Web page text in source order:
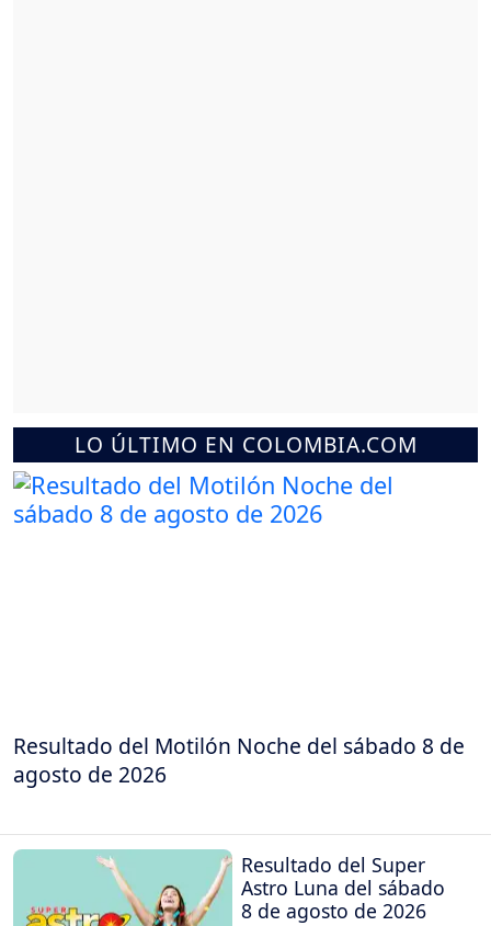
LO ÚLTIMO EN COLOMBIA.COM
Resultado del Motilón Noche del sábado 8 de
agosto de 2026
Resultado del Super
Astro Luna del sábado
8 de agosto de 2026